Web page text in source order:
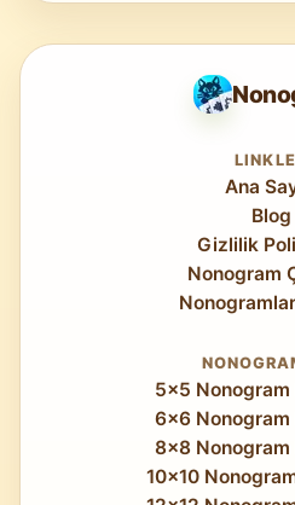
bir sanat eserini
etkileyici ayrıntılar.
10×10 Zor
yönetim, oturmuş çok
Ana
Blog
Gizlilik
Nonogram
5x5 Nonogram
6x6 Nonogram
8x8 Nonogram
10x10